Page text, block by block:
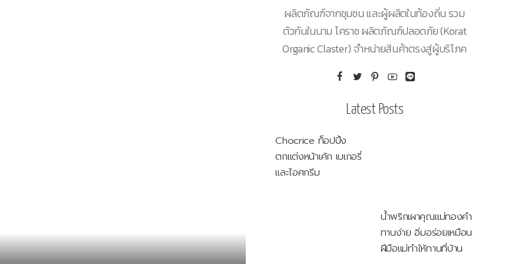
ผลิตภัณฑ์จากชุมชน และผู้ผลิตในท้องถิ่น รวม
ตัวกันในนาม โคราช ผลิตภัณฑ์ปลอดภัย (Korat
Organic Claster) จำหน่ายสินค้าตรงสู่ผู้บริโภค
Latest Posts
Chocrice ท็อปปิ้ง
ตกแต่งหน้าเค้ก เบเกอรี่
และไอศกรีม
น้ำพริกเผาคุณแม่ทองคำ
ทานง่าย อิ่มอร่อยเหมือน
ฝีมือแม่ทำให้ทานที่บ้าน